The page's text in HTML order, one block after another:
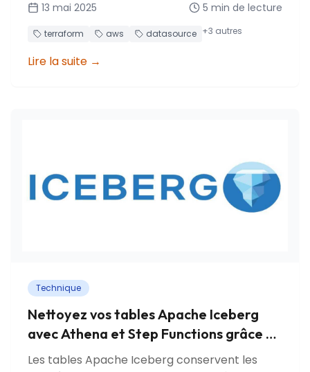
contournement pour invoquer des fonctions
Lambda personnalisées et récupérer des
13 mai 2025 5 min de lecture
terraform aws datasource +3 autres
Lire la suite →
Technique
Nettoyez vos tables Apache Iceberg
avec Athena et Step Functions grâce à
ce module Terraform
Les tables Apache Iceberg conservent les